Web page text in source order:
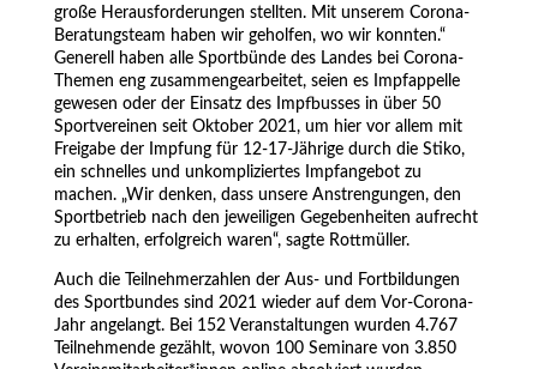
große Herausforderungen stellten. Mit unserem Corona-
Beratungsteam haben wir geholfen, wo wir konnten.“
Generell haben alle Sportbünde des Landes bei Corona-
Themen eng zusammengearbeitet, seien es Impfappelle
gewesen oder der Einsatz des Impfbusses in über 50
Sportvereinen seit Oktober 2021, um hier vor allem mit
Freigabe der Impfung für 12-17-Jährige durch die Stiko,
ein schnelles und unkompliziertes Impfangebot zu
machen. „Wir denken, dass unsere Anstrengungen, den
Sportbetrieb nach den jeweiligen Gegebenheiten aufrecht
zu erhalten, erfolgreich waren“, sagte Rottmüller.
Auch die Teilnehmerzahlen der Aus- und Fortbildungen
des Sportbundes sind 2021 wieder auf dem Vor-Corona-
Jahr angelangt. Bei 152 Veranstaltungen wurden 4.767
Teilnehmende gezählt, wovon 100 Seminare von 3.850